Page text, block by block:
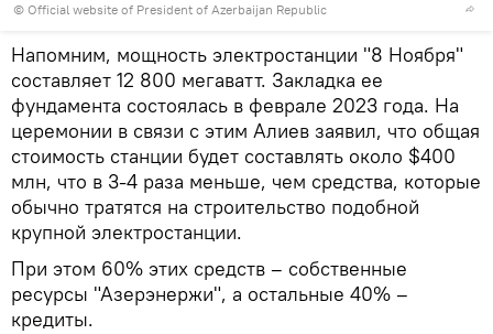
© Official website of President of Azerbaijan Republic
Напомним, мощность электростанции "8 Ноября"
составляет 12 800 мегаватт. Закладка ее
фундамента состоялась в феврале 2023 года. На
церемонии в связи с этим Алиев заявил, что общая
стоимость станции будет составлять около $400
млн, что в 3-4 раза меньше, чем средства, которые
обычно тратятся на строительство подобной
крупной электростанции.
При этом 60% этих средств – собственные
ресурсы "Азерэнержи", а остальные 40% –
кредиты.